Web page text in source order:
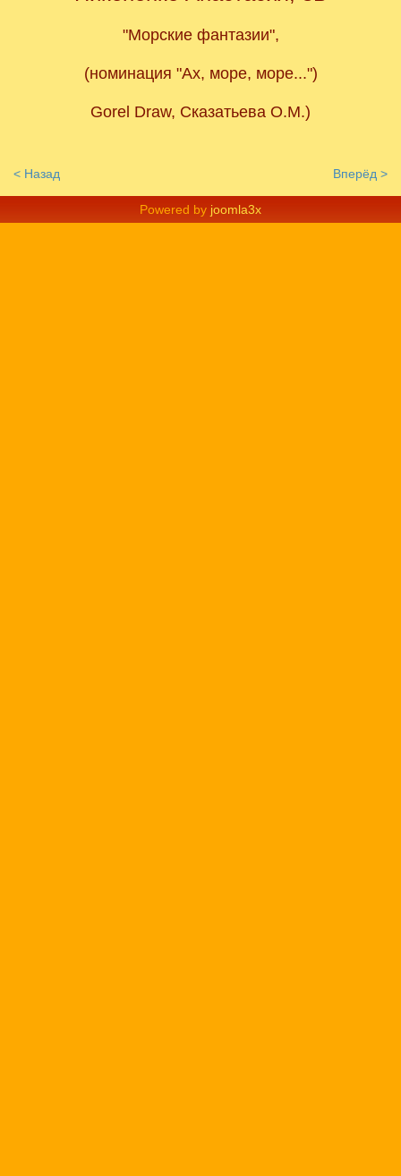
"Морские фантазии",
(номинация "Ах, море, море...")
Gorel Draw, Сказатьева О.М.)
< Назад Вперёд >
Powered by joomla3x